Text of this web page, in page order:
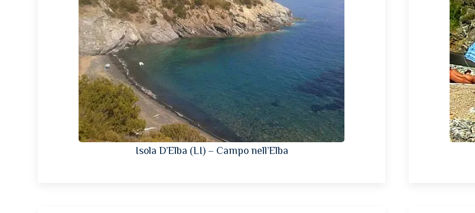
Isola D’Elba (LI) – Campo nell’Elba